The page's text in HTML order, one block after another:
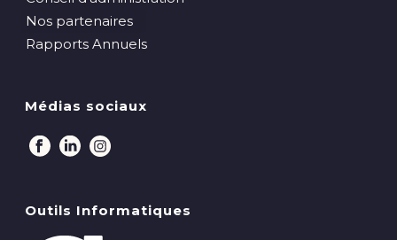
Nos partenaires
Rapports Annuels
Médias sociaux
Outils Informatiques